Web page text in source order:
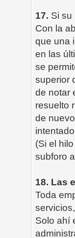
17. Si su
Con la
que una
en las
se
superior
de notar
resuelto
de
(Si el
subforo
18. Las
Toda
Solo ahí